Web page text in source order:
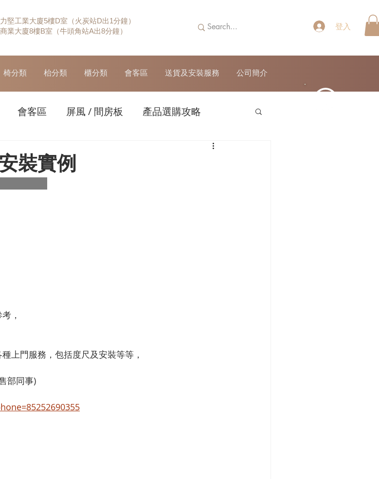
堅工業大廈5樓D室（火炭站D出1分鐘）
業大廈8樓B室（牛頭角站A出8分鐘）
登入
椅分類 枱分類 櫃分類 會客區 送貨及安裝服務 公司簡介
會客區 屏風 / 間房板 產品選購攻略
裝實例
，
上門服務，包括度尺及安裝等等，
部同事)